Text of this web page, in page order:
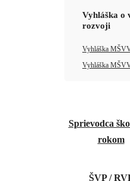
Vyhláška o
rozvoji
Vyhláška
Vyhláška
Sprievodca
rokom
ŠVP /